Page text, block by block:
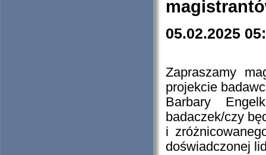
05.02.2025
Zapraszamy
projekcie
Barbary
badaczek/czy
i
doświadczonej